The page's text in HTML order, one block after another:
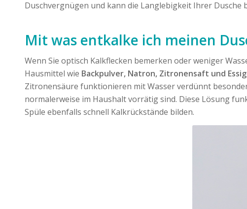
Duschvergnügen und kann die Langlebigkeit Ihrer
Mit was entkalke ich meinen
Wenn Sie optisch Kalkflecken bemerken oder weniger
Hausmittel wie Backpulver, Natron, Zitronensaft und
Zitronensäure funktionieren mit Wasser verdünnt
normalerweise im Haushalt vorrätig sind. Diese Lösung
Spüle ebenfalls schnell Kalkrückstände bilden.